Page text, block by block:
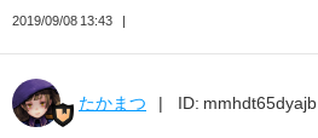
2019/09/08 13:43
たかまつ ID: mmhdt65dyajb